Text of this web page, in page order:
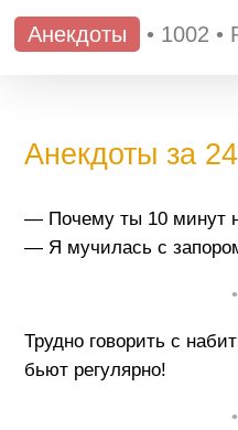
Анекдоты • 1002 •
Анекдоты за
— Почему ты 10 минут
— Я мучилась с
Трудно говорить с
бьют регулярно!